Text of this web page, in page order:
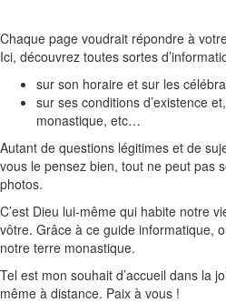
Chaque page voudrait répondre à
Ici, découvrez toutes sortes
sur son horaire et sur les
sur ses conditions d’existence
monastique, etc…
Autant de questions légitimes et de
vous le pensez bien, tout ne peut pas
photos.
C’est Dieu lui-même qui habite notre
vôtre. Grâce à ce guide informatique,
notre terre monastique.
Tel est mon souhait d’accueil dans la
même à distance. Paix à vous !